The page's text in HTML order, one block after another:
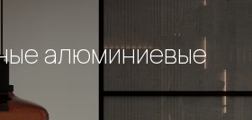
алюминиевые